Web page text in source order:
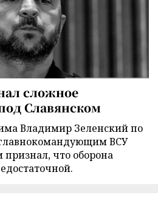
сложное
Славянском
Владимир Зеленский по
ВСУ
что оборона